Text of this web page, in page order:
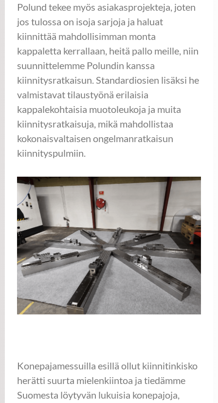
Polund tekee myös asiakasprojekteja, joten
jos tulossa on isoja sarjoja ja haluat
kiinnittää mahdollisimman monta
kappaletta kerrallaan, heitä pallo meille, niin
suunnittelemme Polundin kanssa
kiinnitysratkaisun. Standardiosien lisäksi he
valmistavat tilaustyönä erilaisia
kappalekohtaisia muotoleukoja ja muita
kiinnitysratkaisuja, mikä mahdollistaa
kokonaisvaltaisen ongelmanratkaisun
kiinnityspulmiin.
Konepajamessuilla esillä ollut kiinnitinkisko
herätti suurta mielenkiintoa ja tiedämme
Suomesta löytyvän lukuisia konepajoja,